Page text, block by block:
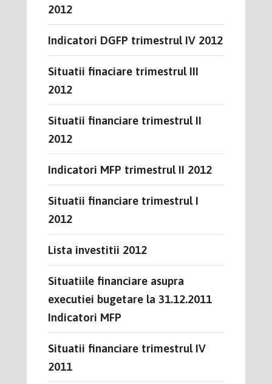
2012
Indicatori DGFP trimestrul IV 2012
Situatii finaciare trimestrul III
2012
Situatii financiare trimestrul II
2012
Indicatori MFP trimestrul II 2012
Situatii financiare trimestrul I
2012
Lista investitii 2012
Situatiile financiare asupra
executiei bugetare la 31.12.2011
Indicatori MFP
Situatii financiare trimestrul IV
2011